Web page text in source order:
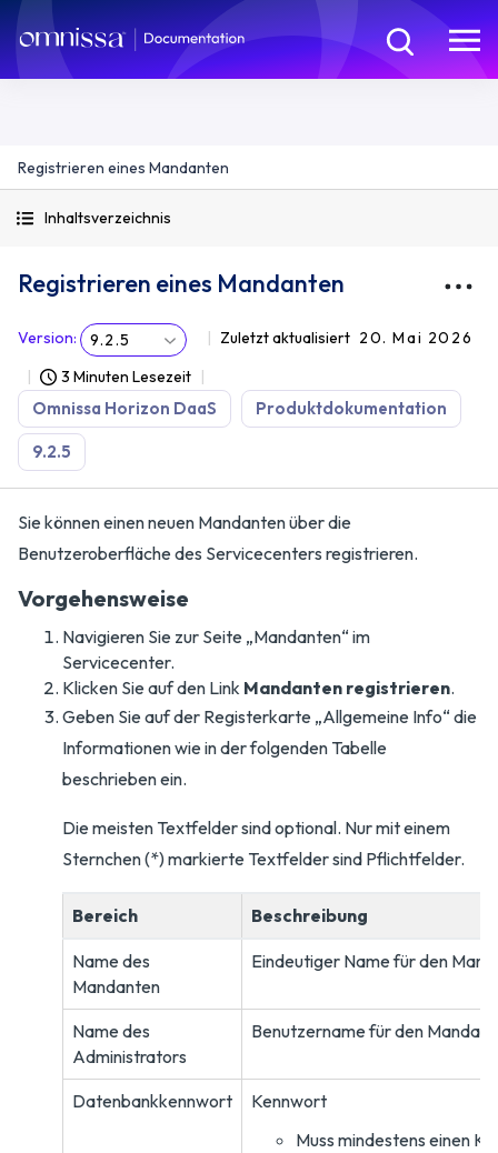
Registrieren eines Mandanten
Inhaltsverzeichnis
Registrieren eines Mandanten
Version: 9.2.5 Zuletzt aktualisiert 20. Mai 2026
3 Minuten Lesezeit
Omnissa Horizon DaaS Produktdokumentation
9.2.5
Sie können einen neuen Mandanten über die
Benutzeroberfläche des Servicecenters registrieren.
Vorgehensweise
Navigieren Sie zur Seite „Mandanten“ im
Servicecenter.
Klicken Sie auf den Link Mandanten registrieren.
Geben Sie auf der Registerkarte „Allgemeine Info“ die
Informationen wie in der folgenden Tabelle
beschrieben ein.
Die meisten Textfelder sind optional. Nur mit einem
Sternchen (*) markierte Textfelder sind Pflichtfelder.
Bereich Beschreibung
Name des
Mandanten
Eindeutiger Name für den
Name des
Administrators
Benutzername für den
Datenbankkennwort
Kennwort
Muss mindestens einen